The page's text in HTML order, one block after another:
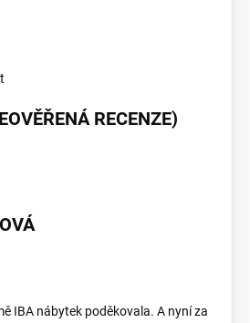
RECENZE)
IBA nábytek poděkovala. A nyní za